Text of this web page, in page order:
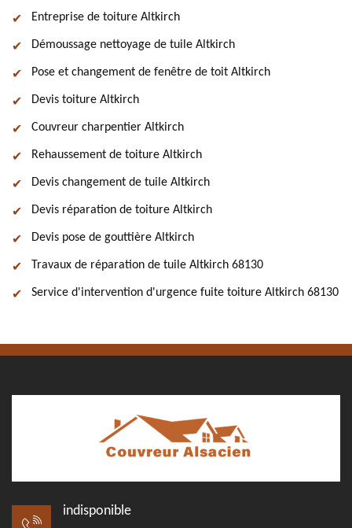
Entreprise de toiture Altkirch
Démoussage nettoyage de tuile Altkirch
Pose et changement de fenêtre de toit Altkirch
Devis toiture Altkirch
Couvreur charpentier Altkirch
Rehaussement de toiture Altkirch
Devis changement de tuile Altkirch
Devis réparation de toiture Altkirch
Devis pose de gouttière Altkirch
Travaux de réparation de tuile Altkirch 68130
Service d'intervention d'urgence fuite toiture Altkirch 68130
indisponible